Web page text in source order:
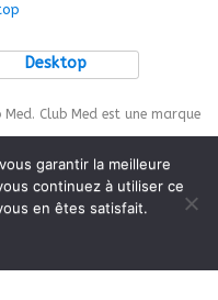
Desktop
Club Med est une marque
garantir la meilleure
continuez à utiliser ce
en êtes satisfait.